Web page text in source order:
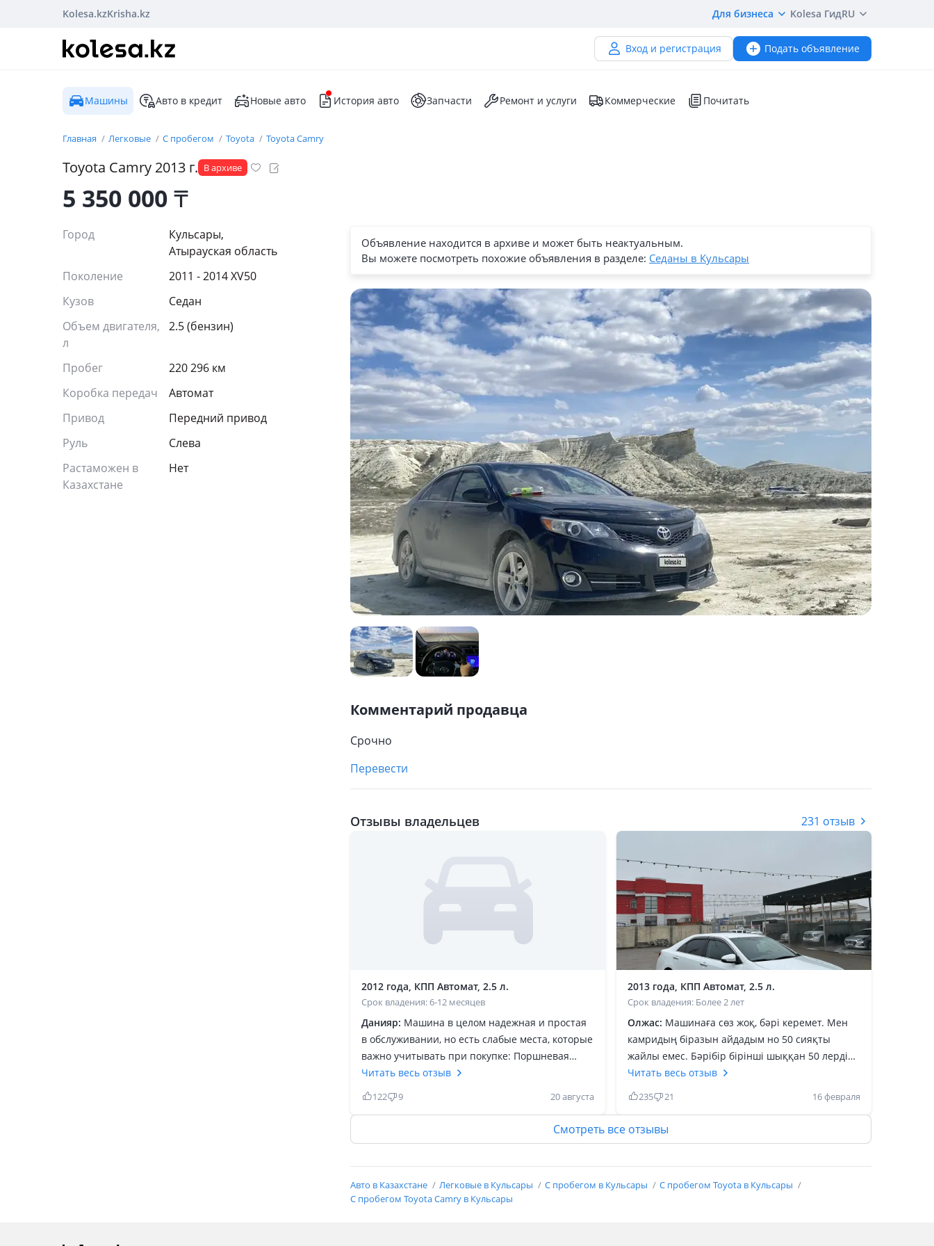
Kolesa.kzKrisha.kz Для бизнеса Kolesa ГидRU
Вход и регистрация Подать объявление
Машины Авто в кредит Новые авто История авто Запчасти Ремонт и услуги Коммерческие Почитать
Главная Легковые С пробегом Toyota Toyota Camry
Toyota Camry 2013 г. В архиве
5 350 000₸
Город
Кульсары,
Атырауская область
Поколение
2011 - 2014 XV50
Кузов
Седан
Объем двигателя,
л
2.5 (бензин)
Пробег
220 296 км
Коробка передач
Автомат
Привод
Передний привод
Руль
Слева
Растаможен в
Казахстане
Нет
Объявление находится в архиве и может быть неактуальным.
Вы можете посмотреть похожие объявления в разделе: Седаны в Кульсары
Комментарий продавца
Срочно
Перевести
Отзывы владельцев 231 отзыв
2012 года, КПП Автомат, 2.5 л.
Срок владения: 6-12 месяцев
Данияр: Машина в целом надежная и простая
в обслуживании, но есть слабые места, которые
важно учитывать при покупке: Поршневая
группа (масложор) На Камри 50-го кузова
двигатель 2.5 (2AR-FE) страдает масложором.
Проблема в том, что с завода стоят поршни с
масла. Решение: при капитальном ремонте
ставить обновлённую поршневую группу от
Читать весь отзыв
122 9 20 августа
2013 года, КПП Автомат, 2.5 л.
Срок владения: Более 2 лет
Олжас: Машинаға сөз жоқ, бәрі керемет. Мен
камридың біразын айдадым но 50 сияқты
жайлы емес. Бәрібір бірінші шыққан 50 лердің
качествасы өте керемет шыққанғой, барлық
жағынан. Расходыда көп емес топливаға.
Хадовка жағыда қалта көтереді тез жаңартып
отбасы кісілерге нағыз мінетін машина,
Читать весь отзыв
235 21 16 февраля
Смотреть все отзывы
Авто в Казахстане Легковые в Кульсары С пробегом в Кульсары
С пробегом Toyota в Кульсары
С пробегом Toyota Camry в Кульсары